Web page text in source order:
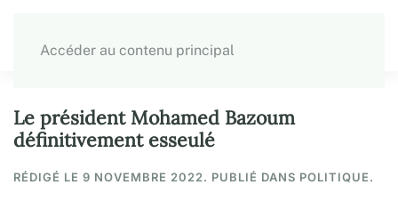
Accéder au contenu principal
Le président Mohamed Bazoum
définitivement esseulé
RÉDIGÉ LE 9 NOVEMBRE 2022. PUBLIÉ DANS POLITIQUE.